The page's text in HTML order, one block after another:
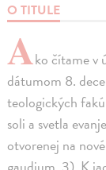
O TITULE
Ako čítame v
dátumom 8.
teologických
soli a svetla
otvorenej na